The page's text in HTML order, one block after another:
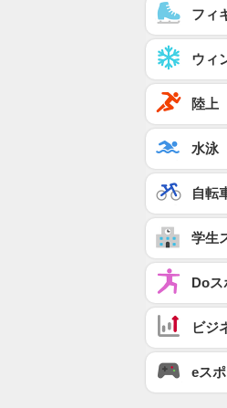
フィ
ウィ
陸上
水泳
自転
学生
Doス
ビジ
eス